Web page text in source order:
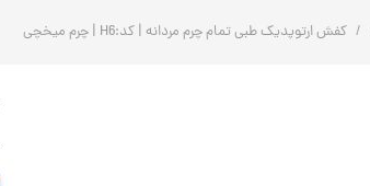
کفش ارتوپدیک طبی تمام چرم مردانه | کد:H6 | چرم میخچی